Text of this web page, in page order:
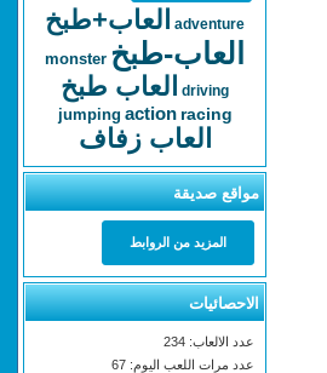
adventure العاب+طبخ
العاب-طبخ monster
driving العاب طبخ
jumping action racing
العاب زفاف
مواقع صديقة
المزيد من الروابط
الاحصائيات
عدد الالعاب: 234
عدد مرات اللعب اليوم: 67